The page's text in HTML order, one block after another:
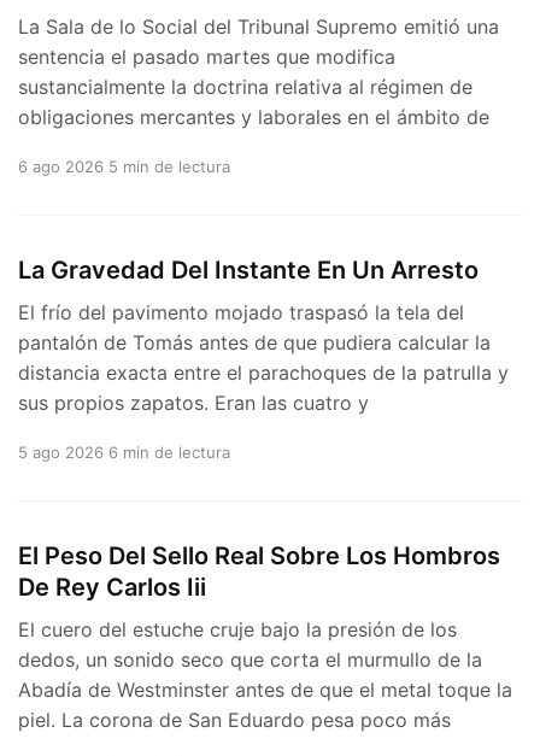
La Sala de lo Social del Tribunal Supremo emitió una
sentencia el pasado martes que modifica
sustancialmente la doctrina relativa al régimen de
obligaciones mercantes y laborales en el ámbito de
6 ago 2026 5 min de lectura
La Gravedad Del Instante En Un Arresto
El frío del pavimento mojado traspasó la tela del
pantalón de Tomás antes de que pudiera calcular la
distancia exacta entre el parachoques de la patrulla y
sus propios zapatos. Eran las cuatro y
5 ago 2026 6 min de lectura
El Peso Del Sello Real Sobre Los Hombros
De Rey Carlos Iii
El cuero del estuche cruje bajo la presión de los
dedos, un sonido seco que corta el murmullo de la
Abadía de Westminster antes de que el metal toque la
piel. La corona de San Eduardo pesa poco más